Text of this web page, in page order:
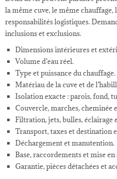
la même cuve, le même
responsabilités logistiques.
inclusions et exclusions.
Dimensions intérieures et
Volume d’eau réel.
Type et puissance du chauffage.
Matériau de la cuve et de
Isolation exacte : parois, fond,
Couvercle, marches, cheminée
Filtration, jets, bulles, éclairage
Transport, taxes et destination
Déchargement et manutention.
Base, raccordements et mise en
Garantie, pièces détachées et